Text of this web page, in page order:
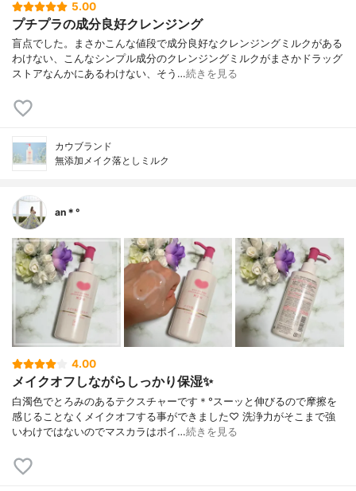
5.00
プチプラの成分良好クレンジング
盲点でした。まさかこんな値段で成分良好なクレンジングミルクがある
わけない、こんなシンプル成分のクレンジングミルクがまさかドラッグ
ストアなんかにあるわけない、そう…続きを見る
カウブランド
無添加メイク落としミルク
an＊°
4.00
メイクオフしながらしっかり保湿✨
白濁色でとろみのあるテクスチャーです＊°スーッと伸びるので摩擦を
感じることなくメイクオフする事ができました♡ 洗浄力がそこまで強
いわけではないのでマスカラはポイ…続きを見る